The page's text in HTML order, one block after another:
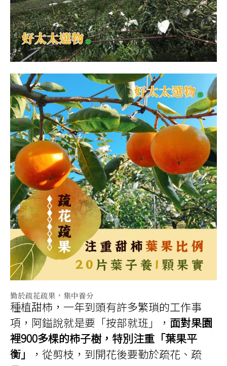
勤於疏花疏果，集中養分
種植甜柿，一年到頭有許多繁瑣的工作事
項，阿鎰說就是要「按部就班」， 面對果園
裡900多棵的柿子樹，特別注重「葉果平
衡」
，從剪枝，到開花後要勤於疏花、疏